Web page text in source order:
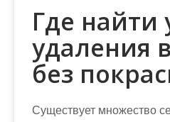
Где найти
удаления
без
Существует множество